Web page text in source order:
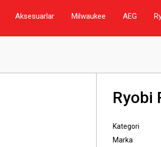
Aksesuarlar Milwaukee AEG
Ryobi
Kategori
Marka